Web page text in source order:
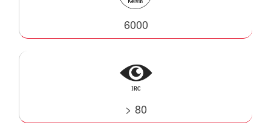
6000
> 80